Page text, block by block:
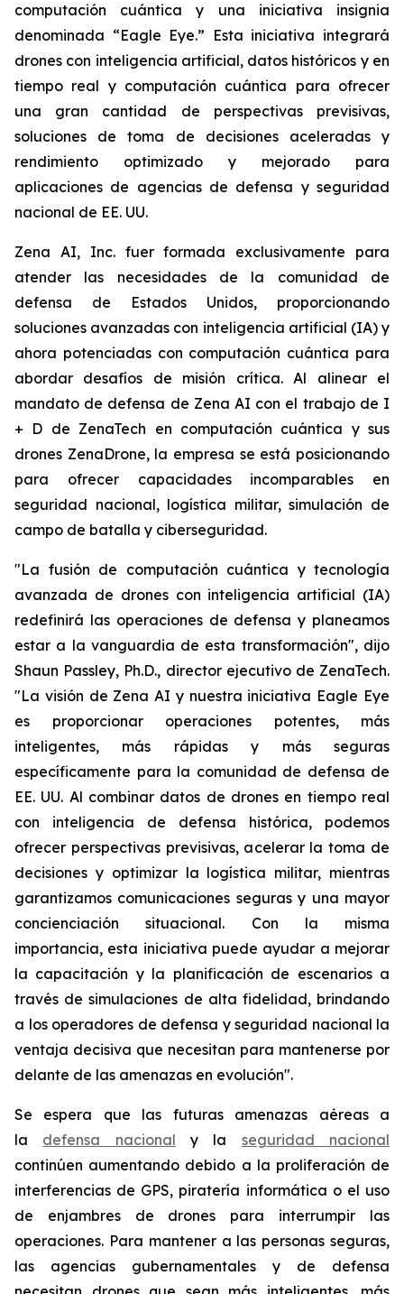
computación cuántica y una iniciativa insignia
denominada “Eagle Eye.” Esta iniciativa integrará
drones con inteligencia artificial, datos históricos y en
tiempo real y computación cuántica para ofrecer
una gran cantidad de perspectivas previsivas,
soluciones de toma de decisiones aceleradas y
rendimiento optimizado y mejorado para
aplicaciones de agencias de defensa y seguridad
nacional de EE. UU.
Zena AI, Inc. fuer formada exclusivamente para
atender las necesidades de la comunidad de
defensa de Estados Unidos, proporcionando
soluciones avanzadas con inteligencia artificial (IA) y
ahora potenciadas con computación cuántica para
abordar desafíos de misión crítica. Al alinear el
mandato de defensa de Zena AI con el trabajo de I
+ D de ZenaTech en computación cuántica y sus
drones ZenaDrone, la empresa se está posicionando
para ofrecer capacidades incomparables en
seguridad nacional, logística militar, simulación de
campo de batalla y ciberseguridad.
"La fusión de computación cuántica y tecnología
avanzada de drones con inteligencia artificial (IA)
redefinirá las operaciones de defensa y planeamos
estar a la vanguardia de esta transformación", dijo
Shaun Passley, Ph.D., director ejecutivo de ZenaTech.
"La visión de Zena AI y nuestra iniciativa Eagle Eye
es proporcionar operaciones potentes, más
inteligentes, más rápidas y más seguras
específicamente para la comunidad de defensa de
EE. UU. Al combinar datos de drones en tiempo real
con inteligencia de defensa histórica, podemos
ofrecer perspectivas previsivas, acelerar la toma de
decisiones y optimizar la logística militar, mientras
garantizamos comunicaciones seguras y una mayor
concienciación situacional. Con la misma
importancia, esta iniciativa puede ayudar a mejorar
la capacitación y la planificación de escenarios a
través de simulaciones de alta fidelidad, brindando
a los operadores de defensa y seguridad nacional la
ventaja decisiva que necesitan para mantenerse por
delante de las amenazas en evolución".
Se espera que las futuras amenazas aéreas a
la defensa nacional y la seguridad nacional
continúen aumentando debido a la proliferación de
interferencias de GPS, piratería informática o el uso
de enjambres de drones para interrumpir las
operaciones. Para mantener a las personas seguras,
las agencias gubernamentales y de defensa